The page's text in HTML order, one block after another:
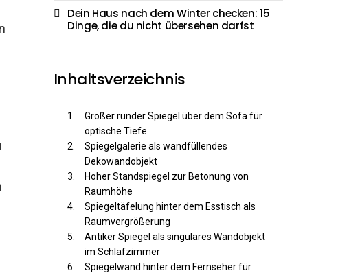
Dein Haus nach dem Winter checken: 15
Dinge, die du nicht übersehen darfst
Inhaltsverzeichnis
Großer runder Spiegel über dem Sofa für
optische Tiefe
Spiegelgalerie als wandfüllendes
Dekowandobjekt
Hoher Standspiegel zur Betonung von
Raumhöhe
Spiegeltäfelung hinter dem Esstisch als
Raumvergrößerung
Antiker Spiegel als singuläres Wandobjekt
im Schlafzimmer
Spiegelwand hinter dem Fernseher für